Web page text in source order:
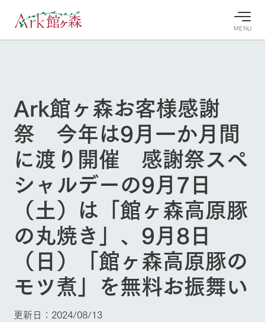
MENU
牧場へ行
く
よく見られている情報
今日の牧
場・営業
案内
本日の営業時間
や牧場の天気、
ガーデンの開花
状況などを毎日
更新
イベン
ト/フェ
ア
Ark館ヶ森で開
催しているイベ
ント・フェアの
情報やスケジュ
ール
牧場の楽
しみ方
牧場スタッフが
季節ごとの楽し
み方やシーン別
の楽しみ方をナ
ビゲート
施設・体験情報
フラワー
ガーデン
動物とふ アクティ
ホーム
Ark館ヶ森について
牧場に行く
私たちの取り組み
生産品を見る
ArkFarm Wedding
牧場トップ 今日の牧場 牧場の楽しみ方
Ark館ヶ森お客様感謝
祭 今年は9月一か月間
に渡り開催 感謝祭スペ
シャルデーの9月7日
（土）は「館ヶ森高原豚
の丸焼き」、9月8日
（日）「館ヶ森高原豚の
モツ煮」を無料お振舞い
更新日：2024/08/13